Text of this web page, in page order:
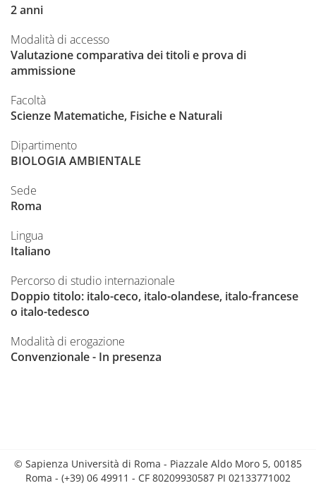
2 anni
Modalità di accesso
Valutazione comparativa dei titoli e prova di
ammissione
Facoltà
Scienze Matematiche, Fisiche e Naturali
Dipartimento
BIOLOGIA AMBIENTALE
Sede
Roma
Lingua
Italiano
Percorso di studio internazionale
Doppio titolo: italo-ceco, italo-olandese, italo-francese
o italo-tedesco
Modalità di erogazione
Convenzionale - In presenza
© Sapienza Università di Roma - Piazzale Aldo Moro 5, 00185
Roma - (+39) 06 49911 - CF 80209930587 PI 02133771002